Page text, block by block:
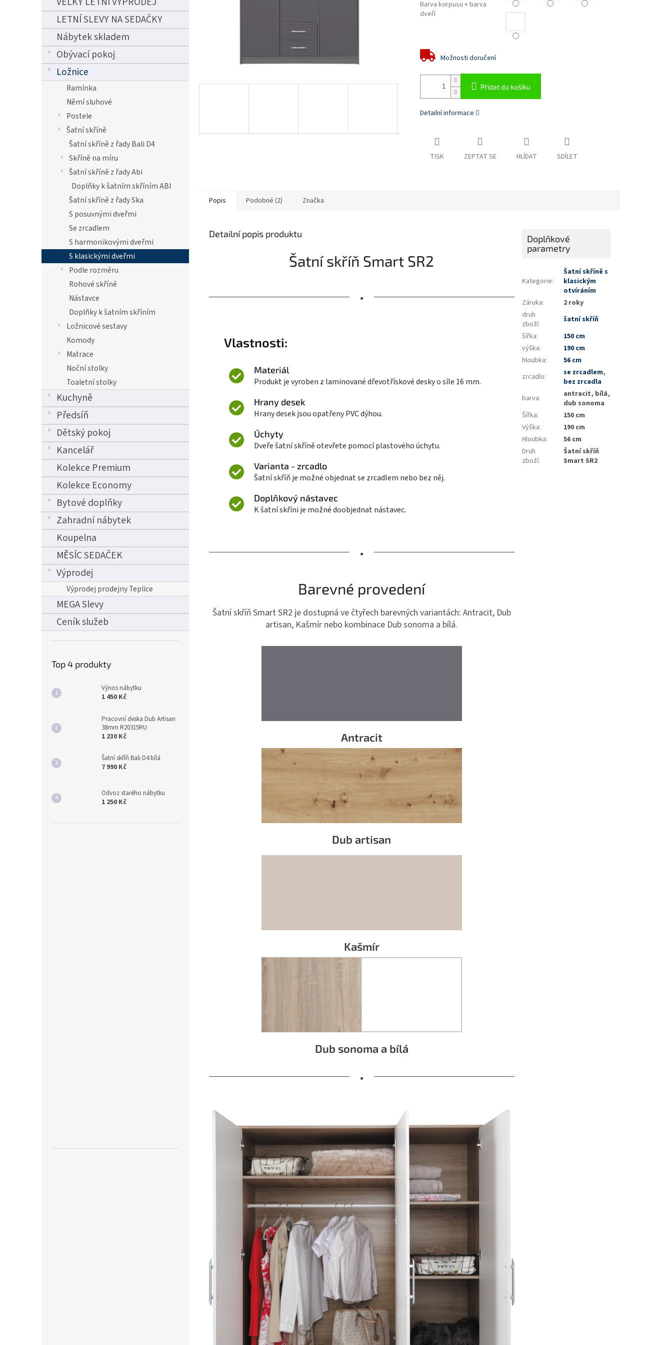
e
LETNÍ SLEVY NA SEDAČKY
Nábytek skladem
Obývací pokoj
Ložnice
Ramínka
Němí sluhové
Postele
Šatní skříně
Šatní skříně z řady Bali D4
Skříně na míru
Šatní skříně z řady Abi
Doplňky k šatním skříním ABI
Šatní skříně z řady Ska
S posuvnými dveřmi
Se zrcadlem
S harmonikovými dveřmi
S klasickými dveřmi
Podle rozměru
Rohové skříně
Nástavce
Doplňky k šatním skříním
Ložnicové sestavy
Komody
Matrace
Noční stolky
Toaletní stolky
Kuchyně
Předsíň
Dětský pokoj
Kancelář
Kolekce Premium
Kolekce Economy
Bytové doplňky
Zahradní nábytek
Koupelna
MĚSÍC SEDAČEK
Výprodej
Výprodej prodejny Teplice
MEGA Slevy
Ceník služeb
Top 4 produkty
Výnos nábytku
1 450 Kč
Pracovní deska Dub Artisan
38mm R20315RU
1 230 Kč
Šatní skříň Bali D4 bílá
7 990 Kč
Odvoz starého nábytku
1 250 Kč
Barva korpusu + barva
dveří
Možnosti doručení
Přidat do košíku
Detailní informace
TISK ZEPTAT SE HLÍDAT SDÍLET
Popis Podobné (2) Značka
Detailní popis produktu
Šatní skříň Smart SR2
•
Vlastnosti:
Materiál
Produkt je vyroben z laminované dřevotřískové desky o síle 16 mm.
Hrany desek
Hrany desek jsou opatřeny PVC dýhou.
Úchyty
Dveře šatní skříně otevřete pomocí plastového úchytu.
Varianta - zrcadlo
Šatní skříň je možné objednat se zrcadlem nebo bez něj.
Doplňkový nástavec
K šatní skříni je možné doobjednat nástavec.
•
Barevné provedení
Šatní skříň Smart SR2 je dostupná ve čtyřech barevných variantách: Antracit, Dub
artisan, Kašmír nebo kombinace Dub sonoma a bílá.
Antracit
Dub artisan
Kašmír
Dub sonoma a bílá
•
Doplňkové
parametry
Kategorie:
Šatní skříně s
klasickým
otvíráním
Záruka:
2 roky
druh
zboží:
šatní skříň
šířka:
150 cm
výška:
190 cm
hloubka:
56 cm
zrcadlo: se zrcadlem,
bez zrcadla
barva:
antracit, bílá,
dub sonoma
Šířka:
150 cm
Výška:
190 cm
Hloubka:
56 cm
Druh
zboží:
Šatní skříň
Smart SR2